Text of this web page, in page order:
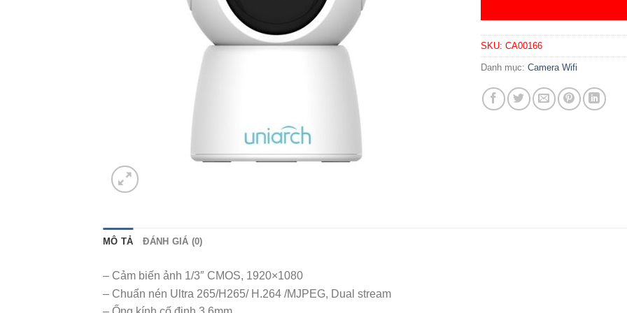
SKU: CA00166
Danh mục: Camera Wifi
MÔ TẢ ĐÁNH GIÁ (0)
– Cảm biến ảnh 1/3″ CMOS, 1920×1080
– Chuẩn nén Ultra 265/H265/ H.264 /MJPEG, Dual stream